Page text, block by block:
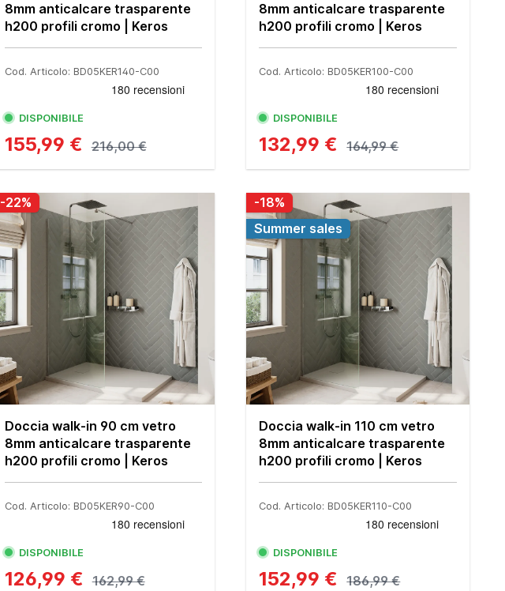
8mm anticalcare trasparente
h200 profili cromo | Keros
Cod. Articolo: BD05KER140-C00
DISPONIBILE
155,99 € 216,00 €
8mm anticalcare trasparente
h200 profili cromo | Keros
Cod. Articolo: BD05KER100-C00
DISPONIBILE
132,99 € 164,99 €
-22%
Doccia walk-in 90 cm vetro
8mm anticalcare trasparente
h200 profili cromo | Keros
Cod. Articolo: BD05KER90-C00
DISPONIBILE
126,99 € 162,99 €
-18%
Summer sales
Doccia walk-in 110 cm vetro
8mm anticalcare trasparente
h200 profili cromo | Keros
Cod. Articolo: BD05KER110-C00
DISPONIBILE
152,99 € 186,99 €